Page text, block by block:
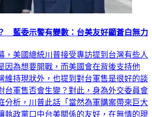
藍委示警有變數：台美友好顯蒼白無力
，美國總統川普接受專訪提到台灣有些人
因為想要開戰，而美國會在背後支持他
維持現狀外，也提到對台軍售是很好的談
台軍售否會生變？對此，身為外交委員會
分析，川普此話「當然為軍購案帶來巨大
執政黨口中台美關係的友好，在無情的現